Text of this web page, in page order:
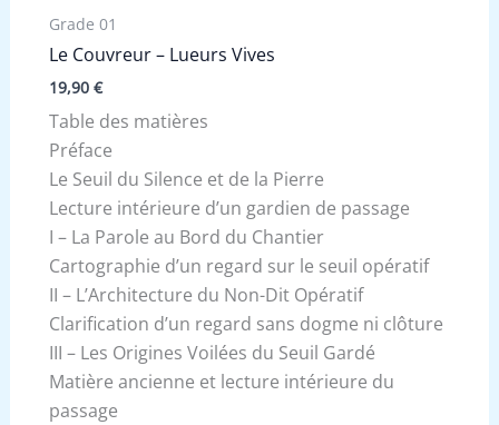
Grade 01
Le Couvreur – Lueurs Vives
19,90 €
Table des matières
Préface
Le Seuil du Silence et de la Pierre
Lecture intérieure d’un gardien de passage
I – La Parole au Bord du Chantier
Cartographie d’un regard sur le seuil opératif
II – L’Architecture du Non-Dit Opératif
Clarification d’un regard sans dogme ni clôture
III – Les Origines Voilées du Seuil Gardé
Matière ancienne et lecture intérieure du
passage